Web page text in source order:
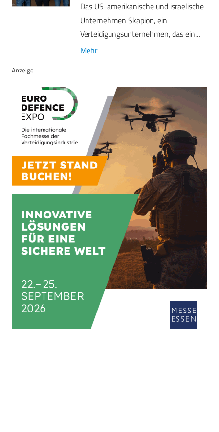
Das US-amerikanische und israelische
Unternehmen Skapion, ein
Verteidigungsunternehmen, das ein…
Mehr
Anzeige